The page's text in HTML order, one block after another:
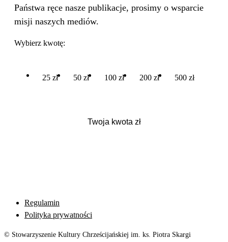
Państwa ręce nasze publikacje, prosimy o wsparcie
misji naszych mediów.
Wybierz kwotę:
25 zł 50 zł 100 zł 200 zł 500 zł
Regulamin
Polityka prywatności
© Stowarzyszenie Kultury Chrześcijańskiej im. ks. Piotra Skargi